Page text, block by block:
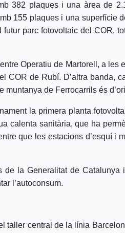
382 plaques i una àrea de
155 plaques i una superfície
parc fotovoltaic del COR,
Operatiu de Martorell, a les
COR de Rubí. D’altra banda,
de Ferrocarrils és
la primera planta
calenta sanitària, que ha
que les estacions d’esquí i
la Generalitat de Catalunya
l’autoconsum.
taller central de la línia